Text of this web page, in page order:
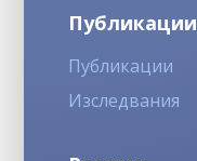
Публикации
Публикации
Изследвания